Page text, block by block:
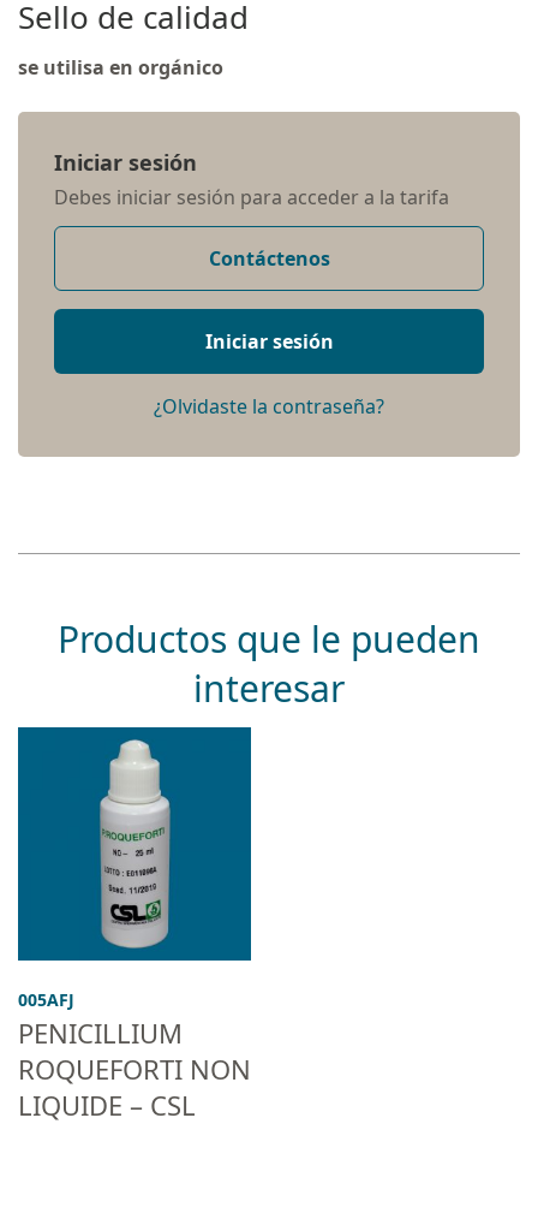
Sello de calidad
se utilisa en orgánico
Iniciar sesión
Debes iniciar sesión para acceder a la tarifa
Contáctenos
Iniciar sesión
¿Olvidaste la contraseña?
Productos que le pueden
interesar
005AFJ
PENICILLIUM
ROQUEFORTI NON
LIQUIDE – CSL